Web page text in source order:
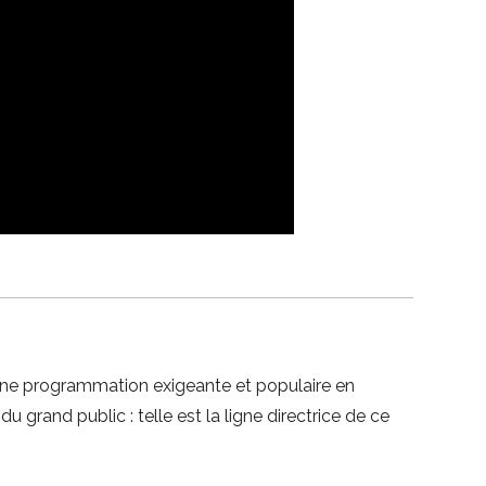
programmation exigeante et populaire en
grand public : telle est la ligne directrice de ce